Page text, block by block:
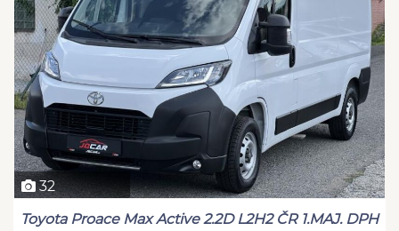
32
Toyota Proace Max Active 2.2D L2H2 ČR 1.MAJ. DPH